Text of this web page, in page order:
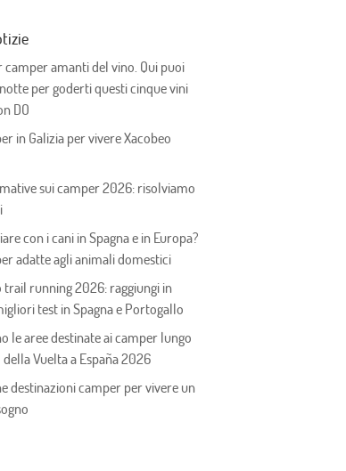
camper amanti del vino. Qui puoi
per goderti questi cinque vini
DO
in Galizia per vivere Xacobeo
sui camper 2026: risolviamo
con i cani in Spagna e in Europa?
adatte agli animali domestici
trail running 2026: raggiungi in
test in Spagna e Portogallo
le aree destinate ai camper lungo
Vuelta a España 2026
destinazioni camper per vivere un